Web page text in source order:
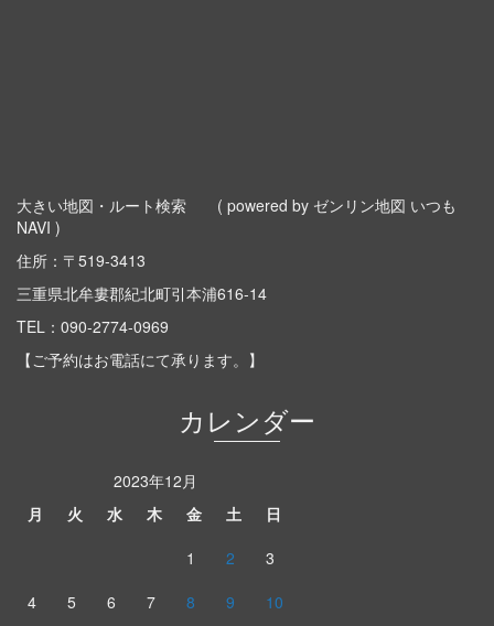
大きい地図・ルート検索
( powered by ゼンリン地図 いつも
NAVI )
住所：〒519-3413
三重県北牟婁郡紀北町引本浦616-14
TEL： 090-2774-0969
【ご予約はお電話にて承ります。】
カレンダー
2023年12月
月
火 水 木 金 土
日
1
2
3
4
5 6 7 8 9
10